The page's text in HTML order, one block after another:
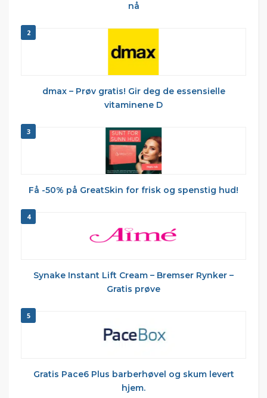
nå
2
dmax – Prøv gratis! Gir deg de essensielle
vitaminene D
3
Få -50% på GreatSkin for frisk og spenstig hud!
4
Synake Instant Lift Cream – Bremser Rynker –
Gratis prøve
5
Gratis Pace6 Plus barberhøvel og skum levert
hjem.